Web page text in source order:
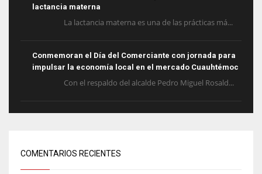
lactancia materna
La lactancia materna es una de las prácticas má...
Conmemoran el Día del Comerciante con jornada para
impulsar la economía local en el mercado Cuauhtémoc
Con el respaldo del alcalde Pedro Miguel Rosald...
COMENTARIOS RECIENTES